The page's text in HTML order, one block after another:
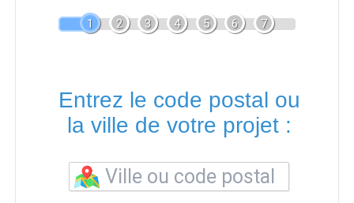
1 2 3 4 5 6 7
Entrez le code postal ou
la ville de votre projet :